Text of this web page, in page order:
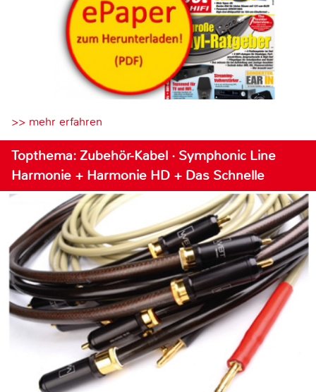
>> mehr erfahren
Topthema: Zubehör-Kabel · Symphonic Line
Harmonie + Harmonie HD + Das Schnelle